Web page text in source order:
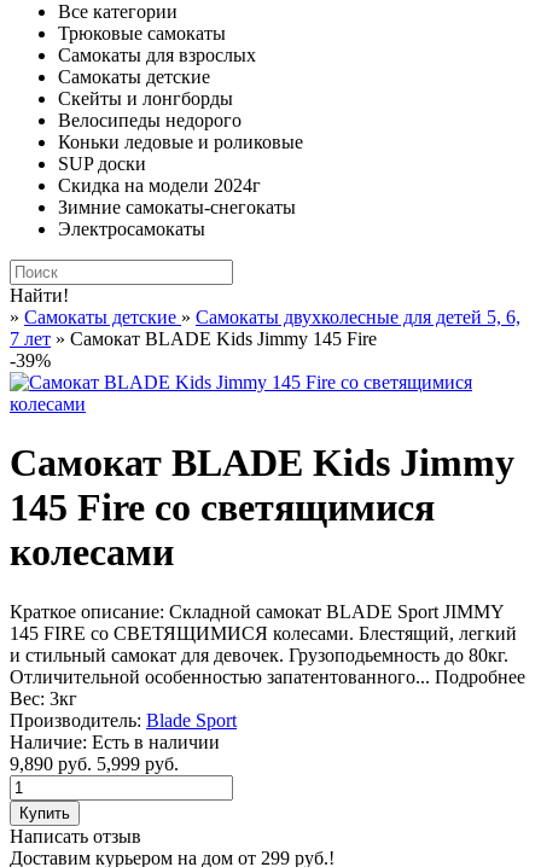
Все категории
Трюковые самокаты
Самокаты для взрослых
Самокаты детские
Cкейты и лонгборды
Велосипеды недорого
Коньки ледовые и роликовые
SUP доски
Скидка на модели 2024г
Зимние самокаты-снегокаты
Электросамокаты
Найти!
» Самокаты детские » Самокаты двухколесные для детей 5, 6,
7 лет » Самокат BLADE Kids Jimmy 145 Fire
-39%
Самокат BLADE Kids Jimmy
145 Fire со светящимися
колесами
Краткое описание: Складной самокат BLADE Sport JIMMY
145 FIRE со СВЕТЯЩИМИСЯ колесами. Блестящий, легкий
и стильный самокат для девочек. Грузоподьемность до 80кг.
Отличительной особенностью запатентованного... Подробнее
Вес: 3кг
Производитель: Blade Sport
Наличие: Есть в наличии
9,890 руб. 5,999 руб.
Написать отзыв
Доставим курьером на дом от 299 руб.!